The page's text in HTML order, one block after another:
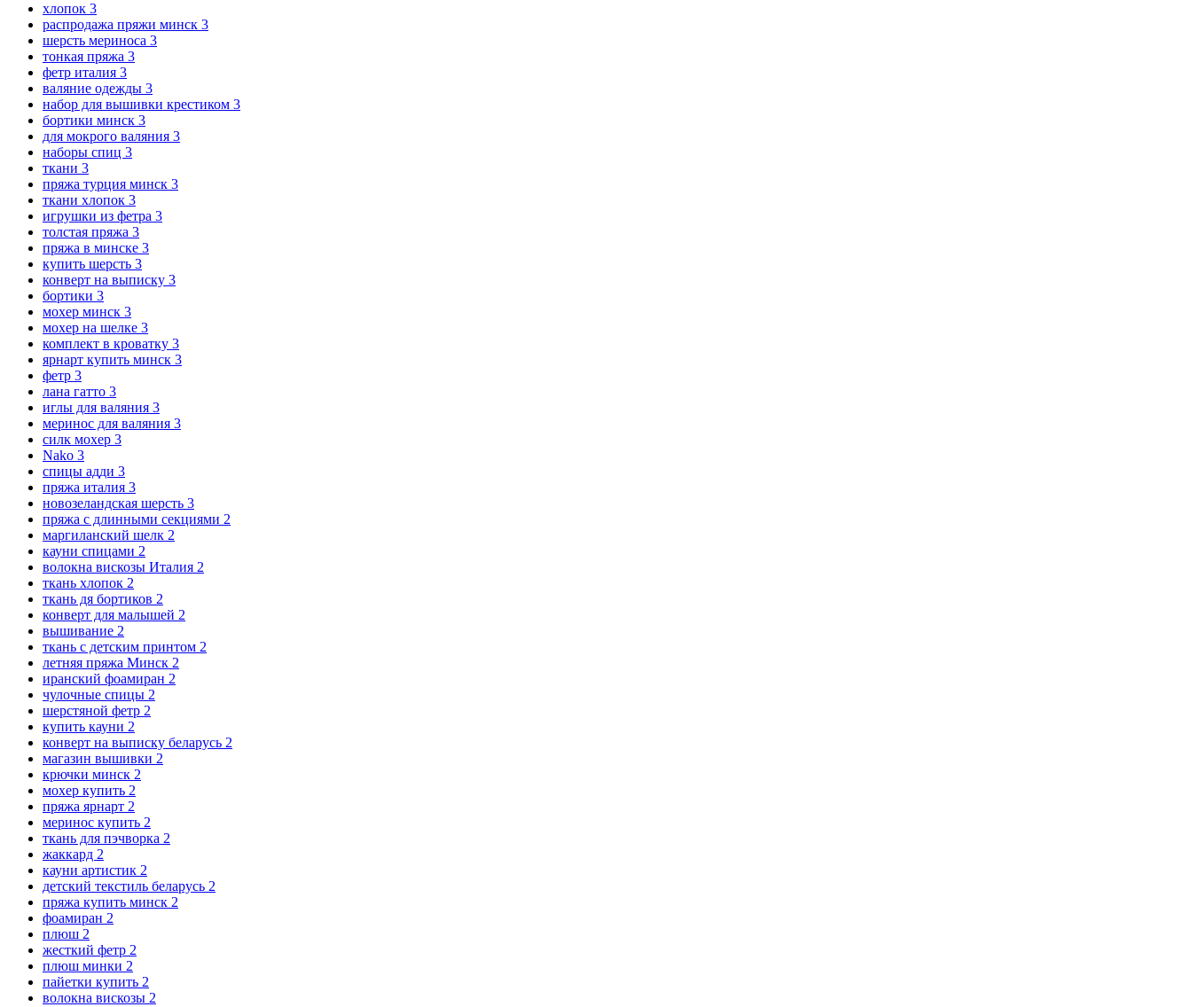
хлопок 3
распродажа пряжи минск 3
шерсть мериноса 3
тонкая пряжа 3
фетр италия 3
валяние одежды 3
набор для вышивки крестиком 3
бортики минск 3
для мокрого валяния 3
наборы спиц 3
ткани 3
пряжа турция минск 3
ткани хлопок 3
игрушки из фетра 3
толстая пряжа 3
пряжа в минске 3
купить шерсть 3
конверт на выписку 3
бортики 3
мохер минск 3
мохер на шелке 3
комплект в кроватку 3
ярнарт купить минск 3
фетр 3
лана гатто 3
иглы для валяния 3
меринос для валяния 3
силк мохер 3
Nako 3
спицы адди 3
пряжа италия 3
новозеландская шерсть 3
пряжа с длинными секциями 2
маргиланский шелк 2
кауни спицами 2
волокна вискозы Италия 2
ткань хлопок 2
ткань дя бортиков 2
конверт для малышей 2
вышивание 2
ткань с детским принтом 2
летняя пряжа Минск 2
иранский фоамиран 2
чулочные спицы 2
шерстяной фетр 2
купить кауни 2
конверт на выписку беларусь 2
магазин вышивки 2
крючки минск 2
мохер купить 2
пряжа ярнарт 2
меринос купить 2
ткань для пэчворка 2
жаккард 2
кауни артистик 2
детский текстиль беларусь 2
пряжа купить минск 2
фоамиран 2
плюш 2
жесткий фетр 2
плюш минки 2
пайетки купить 2
волокна вискозы 2